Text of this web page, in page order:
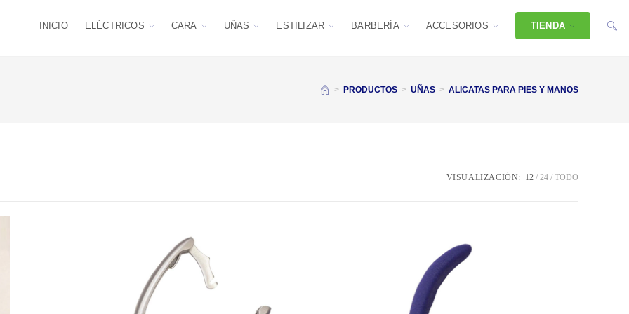
INICIO ELÉCTRICOS CARA UÑAS ESTILIZAR BARBERÍA ACCESORIOS TIENDA
> PRODUCTOS > UÑAS > ALICATAS PARA PIES Y MANOS
VISUALIZACIÓN: 12 24 TODO